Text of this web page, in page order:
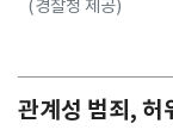
(경찰청 제공)
관계성 범죄, 허